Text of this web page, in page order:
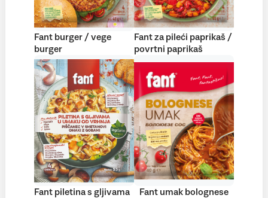
Fant burger / vege
burger
Fant za pileći paprikaš /
povrtni paprikaš
Fant piletina s gljivama
Fant umak bolognese